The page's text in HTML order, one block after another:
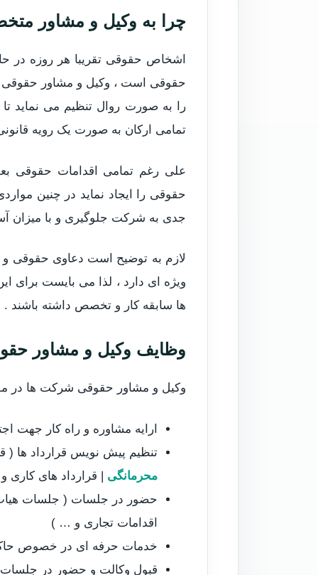
چرا به وکیل و مشاور
اشخاص حقوقی تقریبا هر روزه در
حقوقی است ، وکیل و مشاور
را به صورت روال تنظیم می نماید
تمامی ارکان به صورت یک رویه
علی رغم تمامی اقدامات حقوقی
حقوقی را ایجاد نماید در چنین
جدی به شرکت جلوگیری و با میزان
لازم به توضیح است دعاوی حقوقی
ویژه ای دارد ، لذا می بایست برای
ها سابقه کار و تخصص داشته باشند .
وظایف وکیل و مشاور
وکیل و مشاور حقوقی شرکت ها در
ارایه مشاوره و راه کار جهت
تنظیم پیش نویس قرارداد ها (
محرمانگی | قرارداد های کاری
حضور در جلسات ( جلسات
اقدامات تجاری و … )
خدمات حرفه ای در خصوص
قبول وکالت و حضور در